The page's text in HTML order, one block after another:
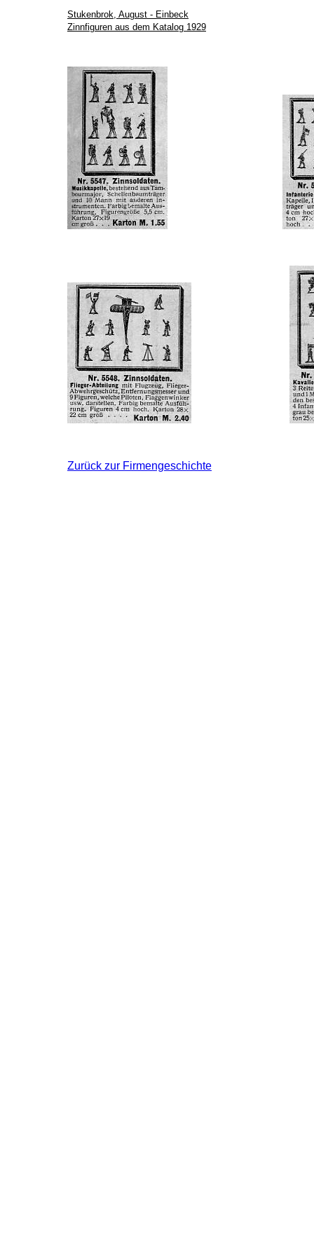
Stukenbrok, August - Einbeck
Zinnfiguren aus dem Katalog 1929
Zurück zur Firmengeschichte